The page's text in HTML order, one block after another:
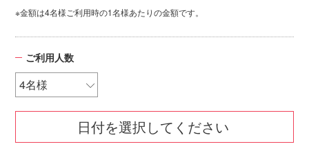
※金額は4名様ご利用時の1名様あたりの金額です。
ご利用人数
日付を選択してください